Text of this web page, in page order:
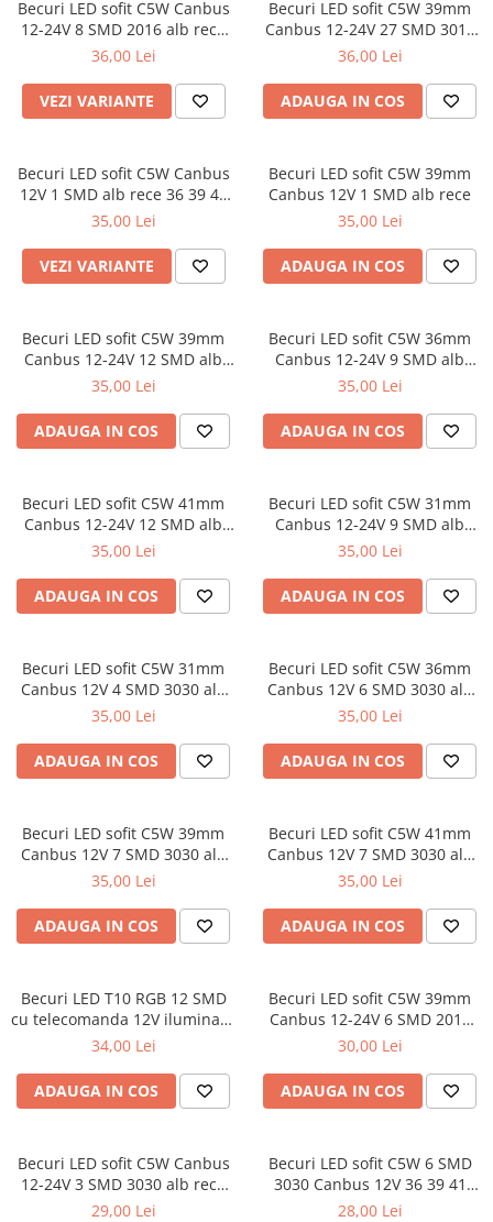
Capace Prezoane
Carcase Chei Auto
Carcasa cheie Audi
Carcasa Cheie Fiat
Carcasa Cheie Ford
Carcasa Cheie Mercedes Benz
Carcasa Cheie Peugeot
Carcasa Cheie Renault
Carcasa Cheie Skoda
Carcasa Cheie Toyota
Carcasa Cheie Volkswagen
Folie Geamuri
Huse Volan din Piele Ecologica
Huse Volan Piele Naturala
Huse Volan Silicon
Odorizante Auto
Ornamente Auto
Ornamente Schimbator Viteza
Parasolare Auto
Plasa elastica & Organizator Auto
Prelate Auto
Scrumiere Auto
Suport Auto Ochelari
Suporti Numar Inmatriculare
Covorase KIA
Covorase MAN
Covorase MAZDA
Covorase MERCEDES
Covorase MINI
Covorase NISSAN
Covorase OPEL
Covorase PORSCHE
Covorase RENAULT
Covorase SEAT
Covorase SKODA
Covorase SUZUKI
Covorase TOYOTA
Covorase VOLVO
Roboti Pornire Auto
Sigurante Auto
Ventilator Auto
Lampi GABARIT
Lampi NR. INMATRICULARE
Lampi PLAFON
Lampi Logo PORTIERE
Dispersoare Capac Lampa
Lanterne
Lumini de zi, DRL
Spray-uri / Solutii / Uleiuri de
ungere
Becuri LED sofit C5W Canbus
12-24V 8 SMD 2016 alb rece
31 36 39 41 mm
36,00 Lei
VEZI VARIANTE
Becuri LED sofit C5W 39mm
Canbus 12-24V 27 SMD 3014
alb rece
36,00 Lei
ADAUGA IN COS
Becuri LED sofit C5W Canbus
12V 1 SMD alb rece 36 39 41
mm
35,00 Lei
VEZI VARIANTE
Becuri LED sofit C5W 39mm
Canbus 12V 1 SMD alb rece
35,00 Lei
ADAUGA IN COS
Becuri LED sofit C5W 39mm
Canbus 12-24V 12 SMD alb
rece
35,00 Lei
ADAUGA IN COS
Becuri LED sofit C5W 36mm
Canbus 12-24V 9 SMD alb
rece
35,00 Lei
ADAUGA IN COS
Becuri LED sofit C5W 41mm
Canbus 12-24V 12 SMD alb
rece
35,00 Lei
ADAUGA IN COS
Becuri LED sofit C5W 31mm
Canbus 12-24V 9 SMD alb
rece
35,00 Lei
ADAUGA IN COS
Becuri LED sofit C5W 31mm
Canbus 12V 4 SMD 3030 alb
rece
35,00 Lei
ADAUGA IN COS
Becuri LED sofit C5W 36mm
Canbus 12V 6 SMD 3030 alb
rece
35,00 Lei
ADAUGA IN COS
Becuri LED sofit C5W 39mm
Canbus 12V 7 SMD 3030 alb
rece
35,00 Lei
ADAUGA IN COS
Becuri LED sofit C5W 41mm
Canbus 12V 7 SMD 3030 alb
rece
35,00 Lei
ADAUGA IN COS
Becuri LED T10 RGB 12 SMD
cu telecomanda 12V iluminare
ambientala auto
34,00 Lei
ADAUGA IN COS
Becuri LED sofit C5W 39mm
Canbus 12-24V 6 SMD 2016
alb rece
30,00 Lei
ADAUGA IN COS
Becuri LED sofit C5W Canbus
12-24V 3 SMD 3030 alb rece
36 39 41 mm
29,00 Lei
Becuri LED sofit C5W 6 SMD
3030 Canbus 12V 36 39 41
mm
28,00 Lei